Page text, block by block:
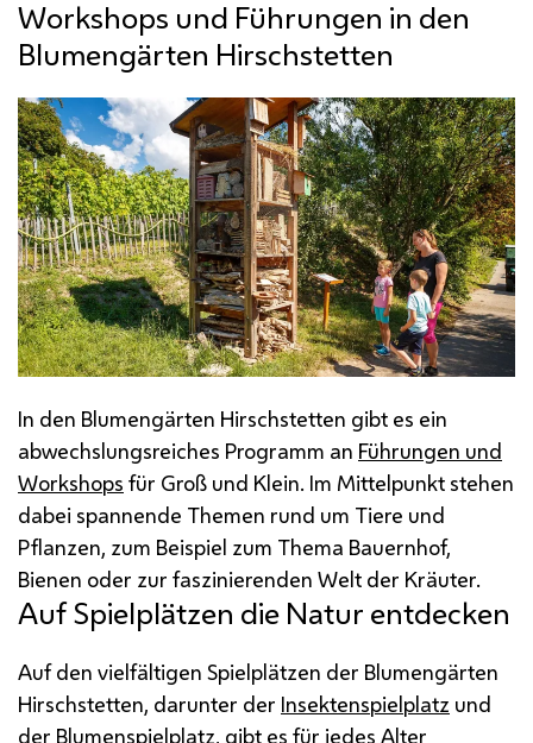
Workshops und Führungen in den
Blumengärten Hirschstetten
In den Blumengärten Hirschstetten gibt es ein
abwechslungsreiches Programm an Führungen und
Workshops für Groß und Klein. Im Mittelpunkt stehen
dabei spannende Themen rund um Tiere und
Pflanzen, zum Beispiel zum Thema Bauernhof,
Bienen oder zur faszinierenden Welt der Kräuter.
Auf Spielplätzen die Natur entdecken
Auf den vielfältigen Spielplätzen der Blumengärten
Hirschstetten, darunter der Insektenspielplatz und
der Blumenspielplatz, gibt es für jedes Alter